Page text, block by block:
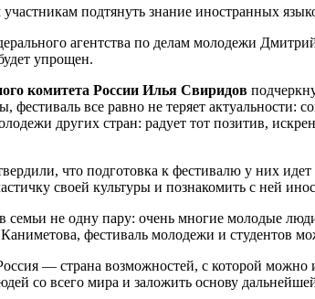
подтянуть знание иностранных
агентства по делам молодежи
упрощен.
комитета России Илья Свиридов
фестиваль все равно не теряет
других стран: радует тот позитив,
что подготовка к фестивалю у них
своей культуры и познакомить с ней
не одну пару: очень многие молодые
фестиваль молодежи и студентов
— страна возможностей, с которой
со всего мира и заложить основу